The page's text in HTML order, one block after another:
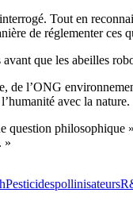
Tout en
de réglementer ces
que les abeilles
de l’ONG
avec la nature.
question
»
Pesticidespollinisateurs